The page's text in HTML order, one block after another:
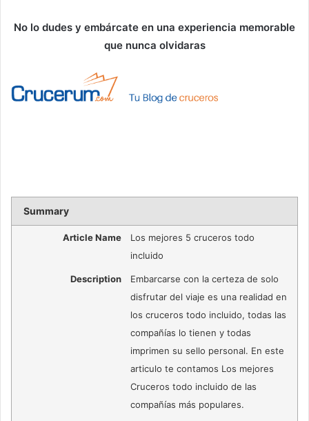
No lo dudes y embárcate en una experiencia memorable
que nunca olvidaras
Summary
Article Name
Los mejores 5 cruceros todo
incluido
Description
Embarcarse con la certeza de solo
disfrutar del viaje es una realidad en
los cruceros todo incluido, todas las
compañías lo tienen y todas
imprimen su sello personal. En este
articulo te contamos Los mejores
Cruceros todo incluido de las
compañías más populares.